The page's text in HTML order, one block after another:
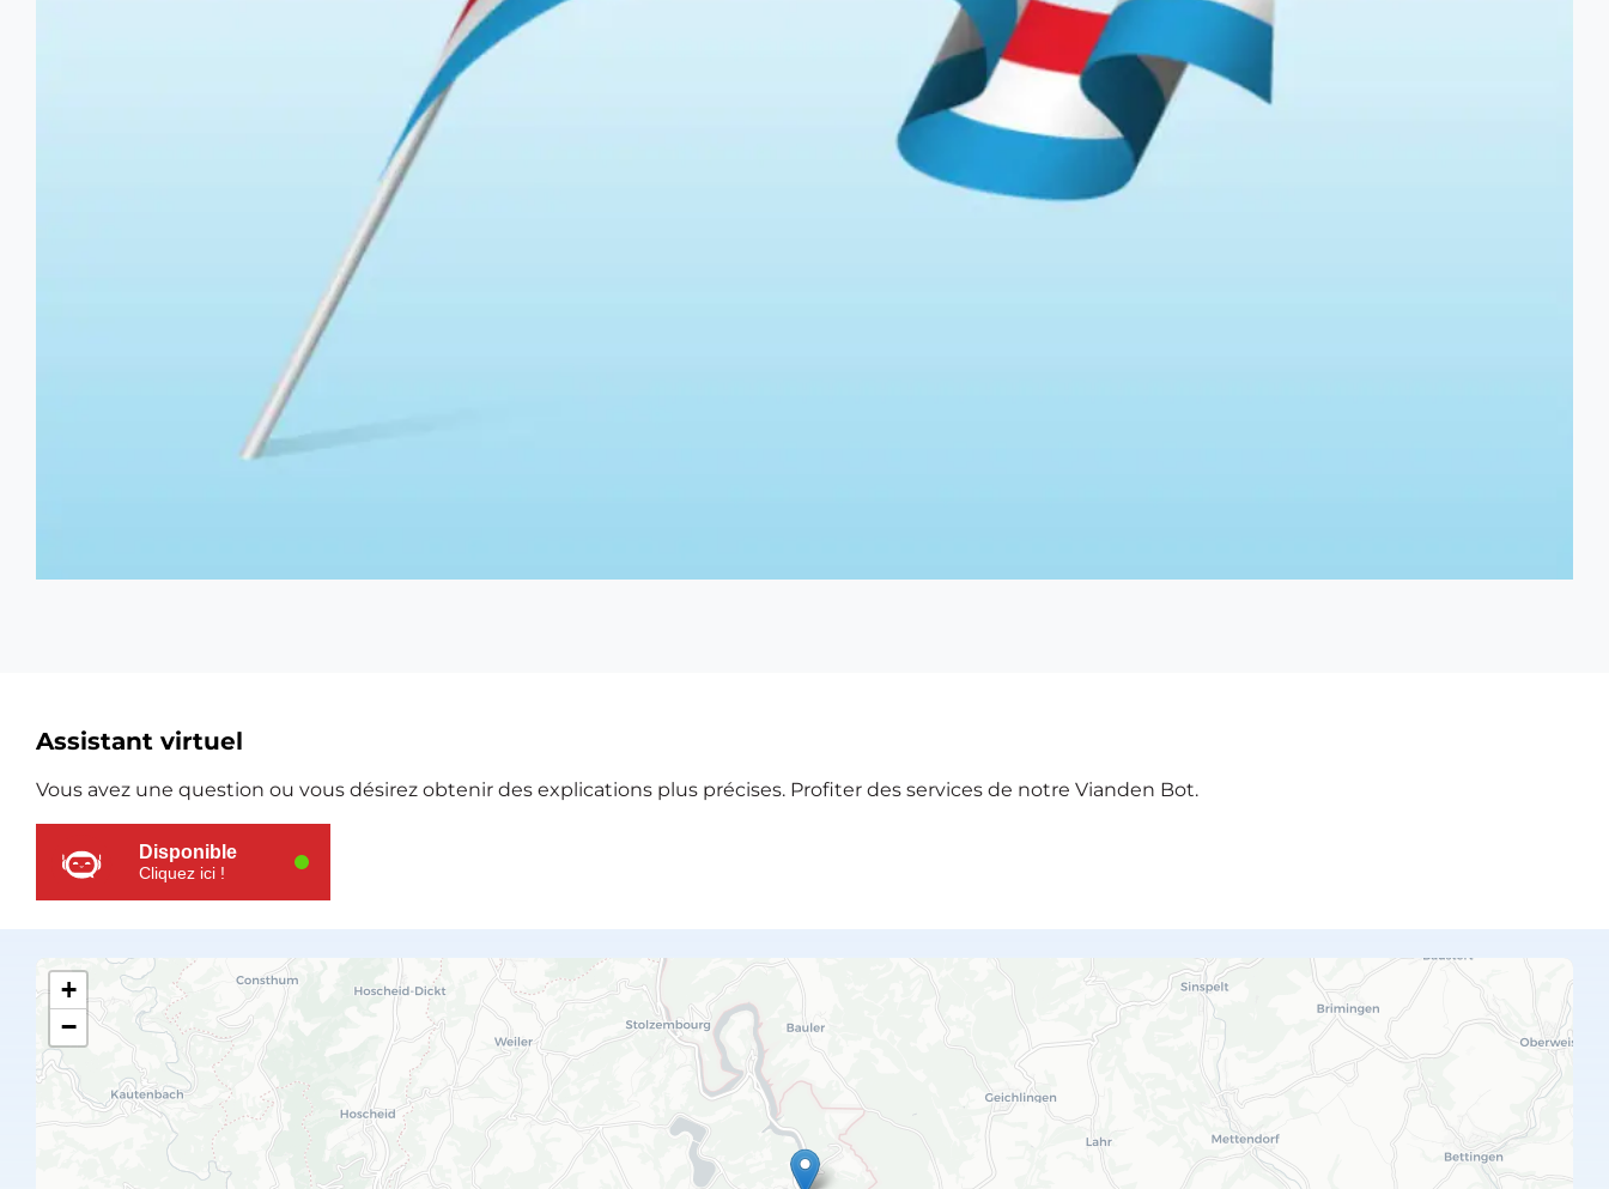
Ressources
supplémentaires
Assistant virtuel
Vous avez une question ou vous désirez obtenir des explications plus précises. Profiter des services de notre Vianden Bot.
Disponible
Cliquez ici !
+
−